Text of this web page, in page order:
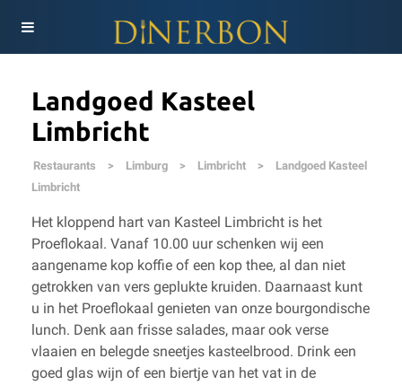
Landgoed Kasteel
Limbricht
Restaurants > Limburg > Limbricht >
Landgoed Kasteel
Limbricht
Het kloppend hart van Kasteel Limbricht is het
Proeflokaal. Vanaf 10.00 uur schenken wij een
aangename kop koffie of een kop thee, al dan niet
getrokken van vers geplukte kruiden. Daarnaast kunt
u in het Proeflokaal genieten van onze bourgondische
lunch. Denk aan frisse salades, maar ook verse
vlaaien en belegde sneetjes kasteelbrood. Drink een
goed glas wijn of een biertje van het vat in de